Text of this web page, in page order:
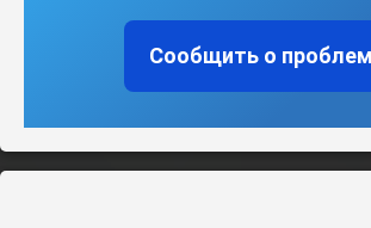
Сообщить о